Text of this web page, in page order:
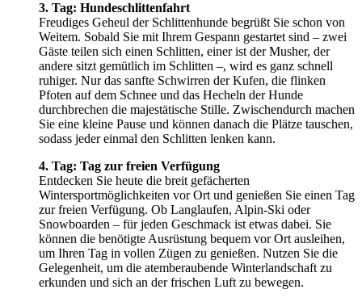
3. Tag: Hundeschlittenfahrt
Freudiges Geheul der Schlittenhunde begrüßt Sie schon von
Weitem. Sobald Sie mit Ihrem Gespann gestartet sind – zwei
Gäste teilen sich einen Schlitten, einer ist der Musher, der
andere sitzt gemütlich im Schlitten –, wird es ganz schnell
ruhiger. Nur das sanfte Schwirren der Kufen, die flinken
Pfoten auf dem Schnee und das Hecheln der Hunde
durchbrechen die majestätische Stille. Zwischendurch machen
Sie eine kleine Pause und können danach die Plätze tauschen,
sodass jeder einmal den Schlitten lenken kann.
4. Tag: Tag zur freien Verfügung
Entdecken Sie heute die breit gefächerten
Wintersportmöglichkeiten vor Ort und genießen Sie einen Tag
zur freien Verfügung. Ob Langlaufen, Alpin-Ski oder
Snowboarden – für jeden Geschmack ist etwas dabei. Sie
können die benötigte Ausrüstung bequem vor Ort ausleihen,
um Ihren Tag in vollen Zügen zu genießen. Nutzen Sie die
Gelegenheit, um die atemberaubende Winterlandschaft zu
erkunden und sich an der frischen Luft zu bewegen.